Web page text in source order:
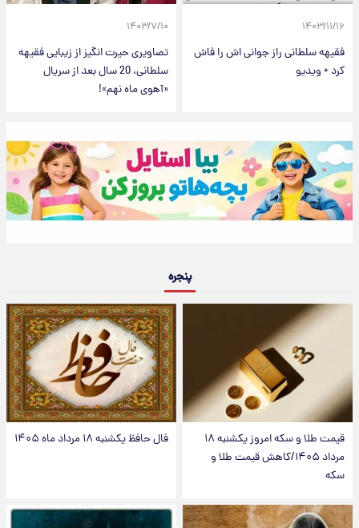
۱۴۰۳/۱۱/۱۶
فقیهه سلطانی راز جوانی اش را فاش
کرد + ویدیو
۱۴۰۳/۷/۱۰
تصاویری حیرت انگیز از زیبایی فقیهه
سلطانی، 20 سال بعد از سریال
«آهوی ماه نهم»!
پنجره
قیمت طلا و سکه امروز یکشنبه ۱۸
مرداد ۱۴۰۵/کاهش قیمت طلا و
سکه
فال حافظ یکشنبه ۱۸ مرداد ماه ۱۴۰۵